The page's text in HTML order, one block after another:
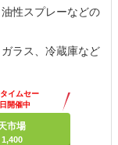
性スプレーなどの
ラス、冷蔵庫など
イムセー
開催中
市場
1,400